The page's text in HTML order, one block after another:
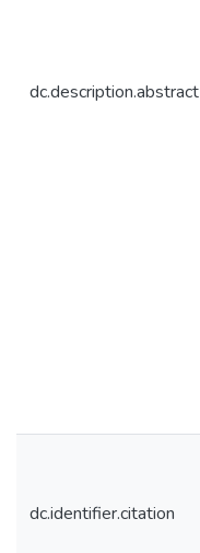
dc.description.abstract
dc.identifier.citation